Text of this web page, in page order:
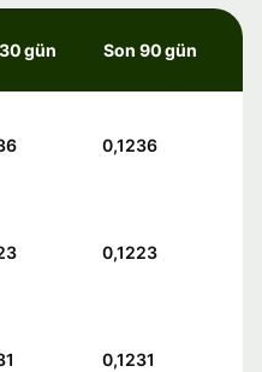
gün Son 90 gün
0,1236
0,1223
0,1231